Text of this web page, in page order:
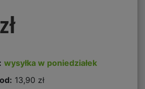
wysyłka w poniedziałek
13,90 zł